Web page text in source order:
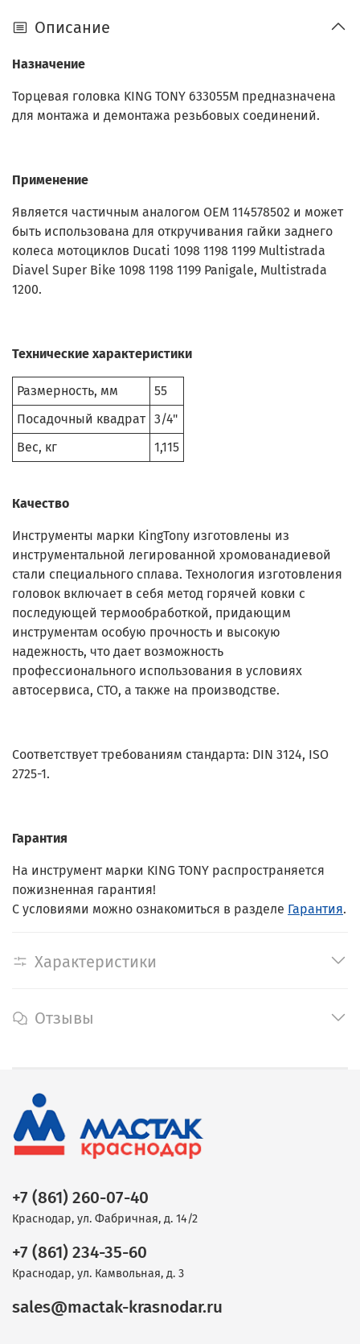
Описание
Назначение
Торцевая головка KING TONY 633055M предназначена
для монтажа и демонтажа резьбовых соединений.
Применение
Является частичным аналогом OEM 114578502 и может
быть использована для откручивания гайки заднего
колеса мотоциклов Ducati 1098 1198 1199 Multistrada
Diavel Super Bike 1098 1198 1199 Panigale, Multistrada
1200.
Технические характеристики
Размерность, мм
55
Посадочный квадрат 3/4"
Вес, кг
1,115
Качество
Инструменты марки KingTony изготовлены из
инструментальной легированной хромованадиевой
стали специального сплава. Технология изготовления
головок включает в себя метод горячей ковки с
последующей термообработкой, придающим
инструментам особую прочность и высокую
надежность, что дает возможность
профессионального использования в условиях
автосервиса, СТО, а также на производстве.
Соответствует требованиям стандарта: DIN 3124, ISO
2725-1.
Гарантия
На инструмент марки KING TONY распространяется
пожизненная гарантия!
С условиями можно ознакомиться в разделе Гарантия.
Характеристики
Отзывы
+7 (861) 260-07-40
Краснодар, ул. Фабричная, д. 14/2
+7 (861) 234-35-60
Краснодар, ул. Камвольная, д. 3
sales@mactak-krasnodar.ru